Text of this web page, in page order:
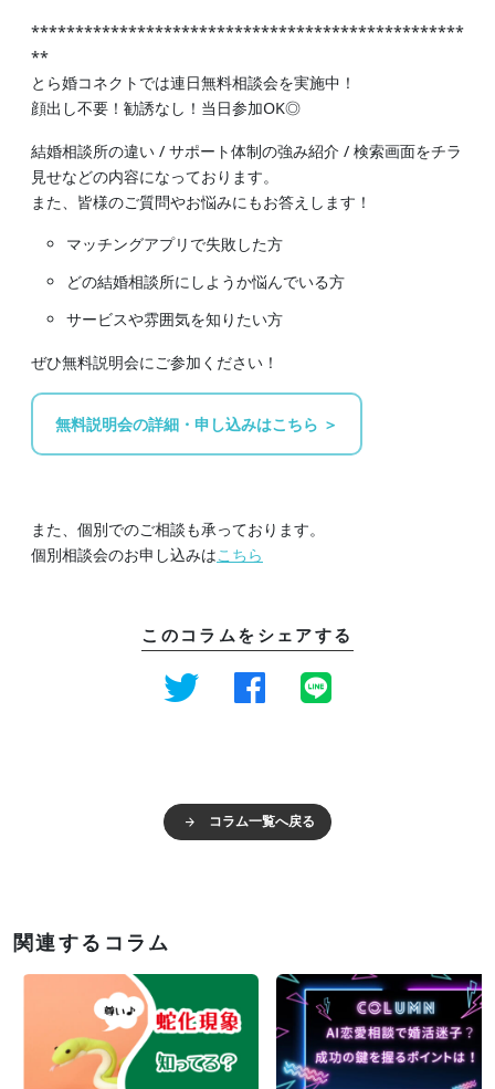
*************************************************
**
とら婚コネクトでは連日無料相談会を実施中！
顔出し不要！勧誘なし！当日参加OK◎
結婚相談所の違い / サポート体制の強み紹介 / 検索画面をチラ
見せなどの内容になっております。
また、皆様のご質問やお悩みにもお答えします！
マッチングアプリで失敗した方
どの結婚相談所にしようか悩んでいる方
サービスや雰囲気を知りたい方
ぜひ無料説明会にご参加ください！
無料説明会の詳細・申し込みはこちら ＞
また、個別でのご相談も承っております。
個別相談会のお申し込みはこちら
このコラムをシェアする
コラム一覧へ戻る
関連するコラム